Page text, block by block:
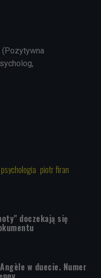
(Pozytywna
psychologia piotr firan
doczekają się
w duecie. Numer